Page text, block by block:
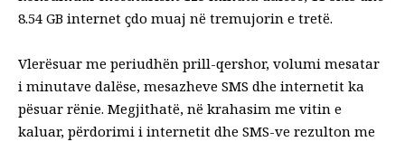
8.54 GB internet çdo muaj në tremujorin e tretë.
Vlerësuar me periudhën prill-qershor, volumi mesatar
i minutave dalëse, mesazheve SMS dhe internetit ka
pësuar rënie. Megjithatë, në krahasim me vitin e
kaluar, përdorimi i internetit dhe SMS-ve rezulton me